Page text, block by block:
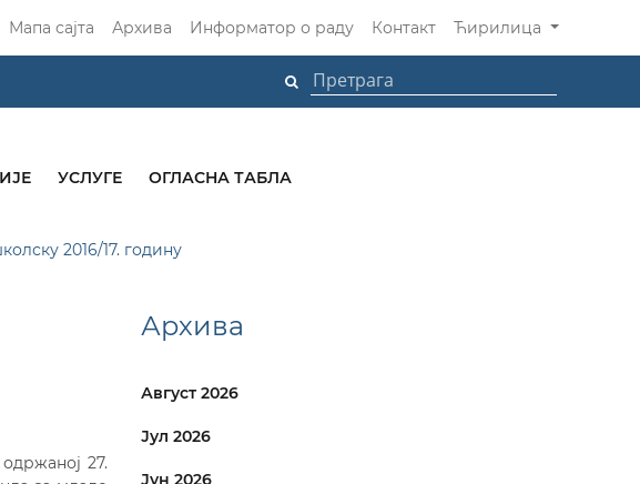
Мапа сајта Архива Информатор о раду Контакт Ћирилица
УСЛУГЕ ОГЛАСНА ТАБЛА
2016/17. годину
27.
Архива
Август 2026
Јул 2026